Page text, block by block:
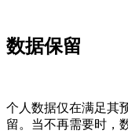
数据保留
个人数据仅在满足其
留。当不再需要时，